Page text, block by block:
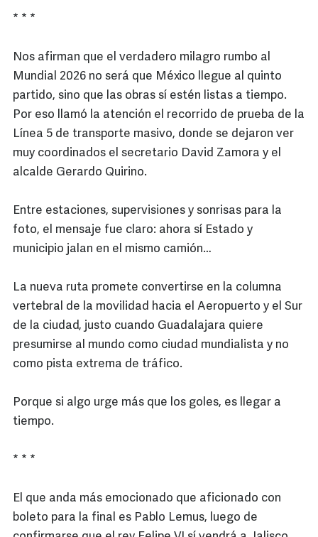
* * *
Nos afirman que el verdadero milagro rumbo al
Mundial 2026 no será que México llegue al quinto
partido, sino que las obras sí estén listas a tiempo.
Por eso llamó la atención el recorrido de prueba de la
Línea 5 de transporte masivo, donde se dejaron ver
muy coordinados el secretario David Zamora y el
alcalde Gerardo Quirino.
Entre estaciones, supervisiones y sonrisas para la
foto, el mensaje fue claro: ahora sí Estado y
municipio jalan en el mismo camión…
La nueva ruta promete convertirse en la columna
vertebral de la movilidad hacia el Aeropuerto y el Sur
de la ciudad, justo cuando Guadalajara quiere
presumirse al mundo como ciudad mundialista y no
como pista extrema de tráfico.
Porque si algo urge más que los goles, es llegar a
tiempo.
* * *
El que anda más emocionado que aficionado con
boleto para la final es Pablo Lemus, luego de